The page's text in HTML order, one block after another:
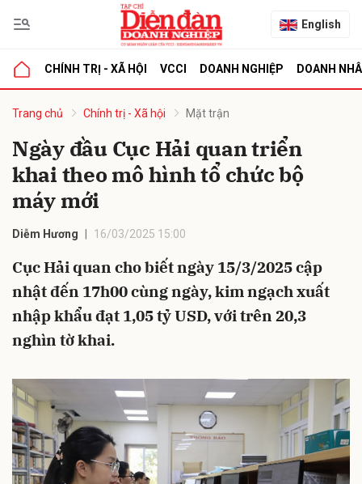
English
CHÍNH TRỊ - XÃ HỘI VCCI DOANH NGHIỆP DOANH
Trang chủ Chính trị - Xã hội Mặt trận
Ngày đầu Cục Hải quan triển
khai theo mô hình tổ chức bộ
máy mới
Diễm Hương 16/03/2025 15:00
Cục Hải quan cho biết ngày 15/3/2025 cập
nhật đến 17h00 cùng ngày, kim ngạch xuất
nhập khẩu đạt 1,05 tỷ USD, với trên 20,3
nghìn tờ khai.
luận
Hủy